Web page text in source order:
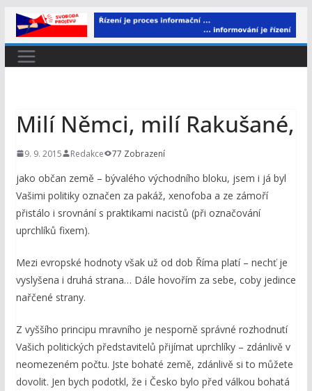
Přeskočit
na
obsah
Milí Němci, milí Rakušané,
9. 9. 2015 Redakce 77 Zobrazení
jako občan země – bývalého východního bloku, jsem i já byl
Vašimi politiky označen za pakáž, xenofoba a ze zámoří
přistálo i srovnání s praktikami nacistů (při označování
uprchlíků fixem).
Mezi evropské hodnoty však už od dob Říma platí – nechť je
vyslyšena i druhá strana… Dále hovořím za sebe, coby jedince
nařčené strany.
Z vyššího principu mravního je nesporně správné rozhodnutí
Vašich politických představitelů přijímat uprchlíky – zdánlivě v
neomezeném počtu. Jste bohaté země, zdánlivě si to můžete
dovolit. Jen bych podotkl, že i Česko bylo před válkou bohatá